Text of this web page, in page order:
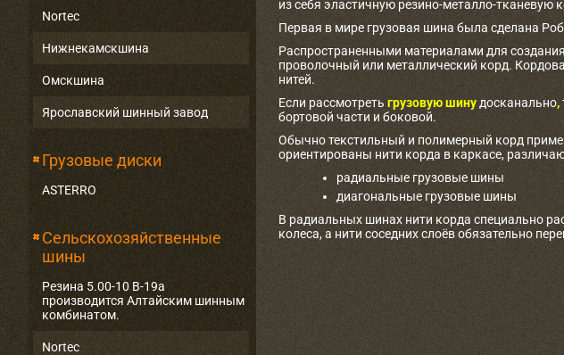
Nortec
Нижнекамскшина
Омскшина
Ярославский шинный завод
Грузовые диски
ASTERRO
Сельскохозяйственные
шины
Резина 5.00-10 В-19а
производится Алтайским шинным
комбинатом.
Nortec
из себя эластичную резино-металло-тканевую
Первая в мире грузовая шина была сделана
Распространенными материалами для
проволочный или металлический корд.
нитей.
Если рассмотреть грузовую шину досканально,
бортовой части и боковой.
Обычно текстильный и полимерный корд
ориентированы нити корда в каркасе,
радиальные грузовые шины
диагональные грузовые шины
В радиальных шинах нити корда специально
колеса, а нити соседних слоёв обязательно